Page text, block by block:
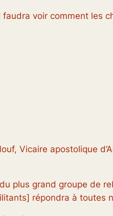
voir comment les
Vicaire apostolique
plus grand groupe de
répondra à toutes